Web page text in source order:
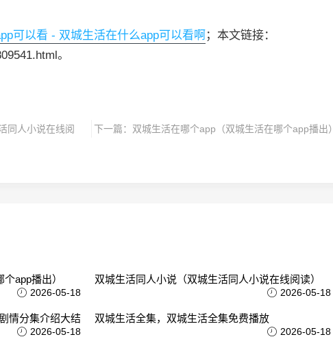
可以看 - 双城生活在什么app可以看啊 ；本文链接：
。
同人小说在线阅
下一篇： 双城生活在哪个app（双城生活在哪个app播出）
app播出）
2026-05-18
双城生活同人小说（双城生活同人小说在线阅读）
2026-05-18
情分集介绍大结
2026-05-18
双城生活全集，双城生活全集免费播放
2026-05-18